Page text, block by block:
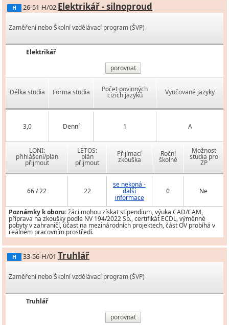
H 26-51-H/02 Elektrikář - silnoproud
Zaměření nebo Školní vzdělávací program (ŠVP)
Elektrikář
porovnat
Délka studia Forma studia Počet povinných
cizích jazyků Vyučované jazyky
3,0 Denní 1 A
LONI:
přihlášení/plán
přijmout
LETOS:
plán
přijmout
Přijímací
zkouška
Roční
školné
Možnost
studia pro
ZP
66 / 22 22
se nekoná -
další
informace
0 Ne
Poznámky k oboru:žáci mohou získat stipendium, výuka CAD/CAM,
příprava na zkoušky podle NV 194/2022 Sb., certifikát ECDL, výměnné
pobyty v zahraničí, účast na mezinárodních projektech, část OV probíhá v
reálném pracovním prostředí.
H 33-56-H/01 Truhlář
Zaměření nebo Školní vzdělávací program (ŠVP)
Truhlář
porovnat